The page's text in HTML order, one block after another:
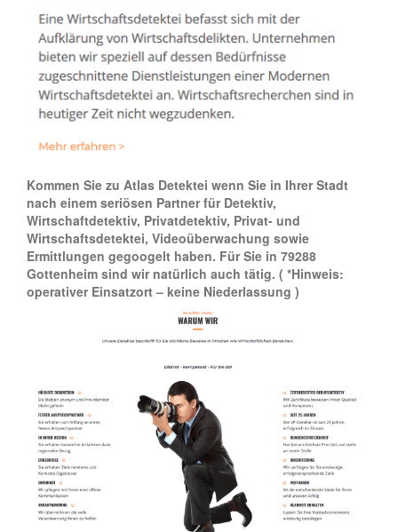
Kommen Sie zu Atlas Detektei wenn Sie in Ihrer Stadt
nach einem seriösen Partner für Detektiv,
Wirtschaftdetektiv, Privatdetektiv, Privat- und
Wirtschaftsdetektei, Videoüberwachung sowie
Ermittlungen gegoogelt haben. Für Sie in 79288
Gottenheim sind wir natürlich auch tätig. ( *Hinweis:
operativer Einsatzort – keine Niederlassung )